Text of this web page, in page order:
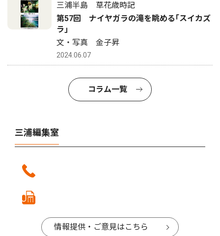
三浦半島 草花歳時記
第57回 ナイヤガラの滝を眺める｢スイカズ
ラ｣
文・写真 金子昇
2024.06.07
コラム一覧
三浦編集室
情報提供・ご意見はこちら